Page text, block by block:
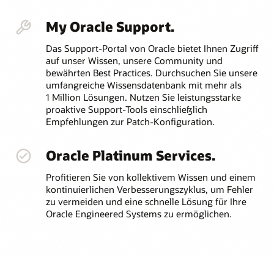
My Oracle Support.
Das Support-Portal von Oracle bietet Ihnen Zugriff
auf unser Wissen, unsere Community und
bewährten Best Practices. Durchsuchen Sie unsere
umfangreiche Wissensdatenbank mit mehr als
1 Million Lösungen. Nutzen Sie leistungsstarke
proaktive Support-Tools einschließlich
Empfehlungen zur Patch-Konfiguration.
Oracle Platinum Services.
Profitieren Sie von kollektivem Wissen und einem
kontinuierlichen Verbesserungszyklus, um Fehler
zu vermeiden und eine schnelle Lösung für Ihre
Oracle Engineered Systems zu ermöglichen.